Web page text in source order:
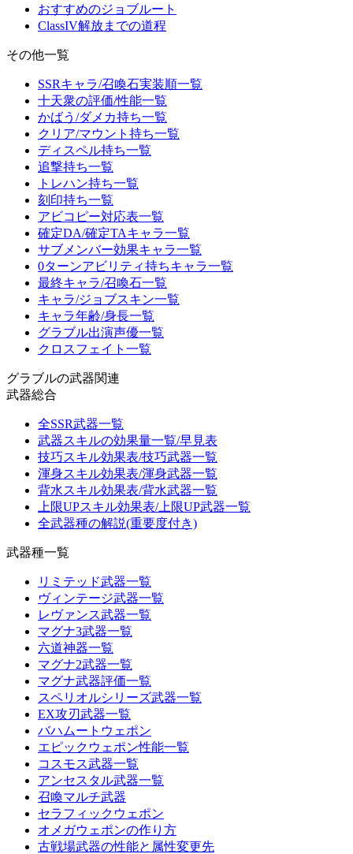
おすすめのジョブルート
ClassIV解放までの道程
その他一覧
SSRキャラ/召喚石実装順一覧
十天衆の評価/性能一覧
かばう/ダメカ持ち一覧
クリア/マウント持ち一覧
ディスペル持ち一覧
追撃持ち一覧
トレハン持ち一覧
刻印持ち一覧
アビコピー対応表一覧
確定DA/確定TAキャラ一覧
サブメンバー効果キャラ一覧
0ターンアビリティ持ちキャラ一覧
最終キャラ/召喚石一覧
キャラ/ジョブスキン一覧
キャラ年齢/身長一覧
グラブル出演声優一覧
クロスフェイト一覧
グラブルの武器関連
武器総合
全SSR武器一覧
武器スキルの効果量一覧/早見表
技巧スキル効果表/技巧武器一覧
渾身スキル効果表/渾身武器一覧
背水スキル効果表/背水武器一覧
上限UPスキル効果表/上限UP武器一覧
全武器種の解説(重要度付き)
武器種一覧
リミテッド武器一覧
ヴィンテージ武器一覧
レヴァンス武器一覧
マグナ3武器一覧
六道神器一覧
マグナ2武器一覧
マグナ武器評価一覧
スペリオルシリーズ武器一覧
EX攻刃武器一覧
バハムートウェポン
エピックウェポン性能一覧
コスモス武器一覧
アンセスタル武器一覧
召喚マルチ武器
セラフィックウェポン
オメガウェポンの作り方
古戦場武器の性能と属性変更先